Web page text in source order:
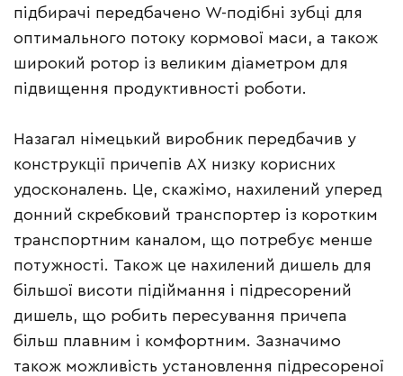
підбирачі передбачено W-подібні зубці для
оптимального потоку кормової маси, а також
широкий ротор із великим діаметром для
підвищення продуктивності роботи.
Назагал німецький виробник передбачив у
конструкції причепів АХ низку корисних
удосконалень. Це, скажімо, нахилений уперед
донний скребковий транспортер із коротким
транспортним каналом, що потребує менше
потужності. Також це нахилений дишель для
більшої висоти підіймання і підресорений
дишель, що робить пересування причепа
більш плавним і комфортним. Зазначимо
також можливість установлення підресореної